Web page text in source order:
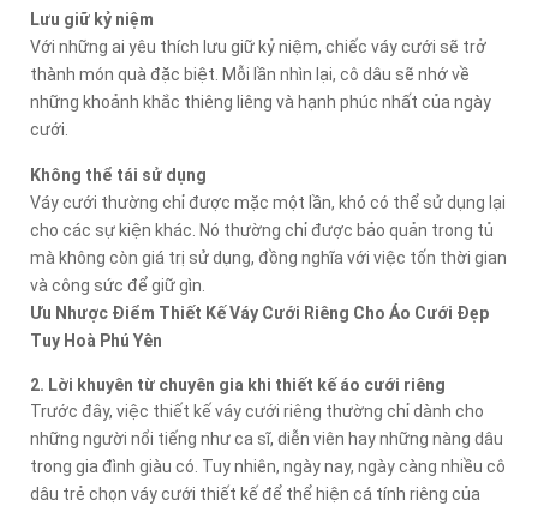
Lưu giữ kỷ niệm
Với những ai yêu thích lưu giữ kỷ niệm, chiếc váy cưới sẽ trở
thành món quà đặc biệt. Mỗi lần nhìn lại, cô dâu sẽ nhớ về
những khoảnh khắc thiêng liêng và hạnh phúc nhất của ngày
cưới.
Không thể tái sử dụng
Váy cưới thường chỉ được mặc một lần, khó có thể sử dụng lại
cho các sự kiện khác. Nó thường chỉ được bảo quản trong tủ
mà không còn giá trị sử dụng, đồng nghĩa với việc tốn thời gian
và công sức để giữ gìn.
Ưu Nhược Điểm Thiết Kế Váy Cưới Riêng Cho Áo Cưới Đẹp
Tuy Hoà Phú Yên
2. Lời khuyên từ chuyên gia khi thiết kế áo cưới riêng
Trước đây, việc thiết kế váy cưới riêng thường chỉ dành cho
những người nổi tiếng như ca sĩ, diễn viên hay những nàng dâu
trong gia đình giàu có. Tuy nhiên, ngày nay, ngày càng nhiều cô
dâu trẻ chọn váy cưới thiết kế để thể hiện cá tính riêng của